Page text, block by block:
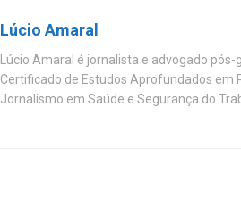
Lúcio Amaral
Lúcio Amaral é jornalista e advogado
Certificado de Estudos Aprofundados em
Jornalismo em Saúde e Segurança do